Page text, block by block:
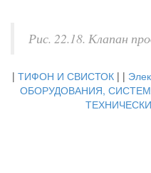
Рис. 22.18. Клапан
| ТИФОН И СВИСТОК| |
ОБОРУДОВАНИЯ,